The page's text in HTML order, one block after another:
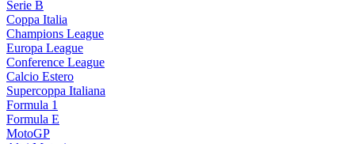
Serie B
Coppa Italia
Champions League
Europa League
Conference League
Calcio Estero
Supercoppa Italiana
Formula 1
Formula E
MotoGP